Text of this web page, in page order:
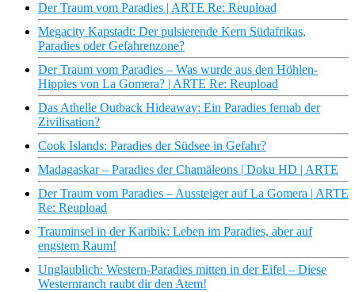
Der Traum vom Paradies | ARTE Re: Reupload
Megacity Kapstadt: Der pulsierende Kern Südafrikas,
Paradies oder Gefahrenzone?
Der Traum vom Paradies – Was wurde aus den Höhlen-
Hippies von La Gomera? | ARTE Re: Reupload
Das Athelle Outback Hideaway: Ein Paradies fernab der
Zivilisation?
Cook Islands: Paradies der Südsee in Gefahr?
Madagaskar – Paradies der Chamäleons | Doku HD | ARTE
Der Traum vom Paradies – Aussteiger auf La Gomera | ARTE
Re: Reupload
Trauminsel in der Karibik: Leben im Paradies, aber auf
engstem Raum!
Unglaublich: Western-Paradies mitten in der Eifel – Diese
Westernranch raubt dir den Atem!